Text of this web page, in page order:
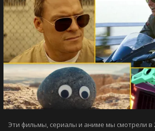
Эти фильмы, сериалы и аниме мы смотрели в